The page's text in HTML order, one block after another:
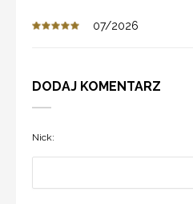
07/2026
DODAJ KOMENTARZ
Nick: